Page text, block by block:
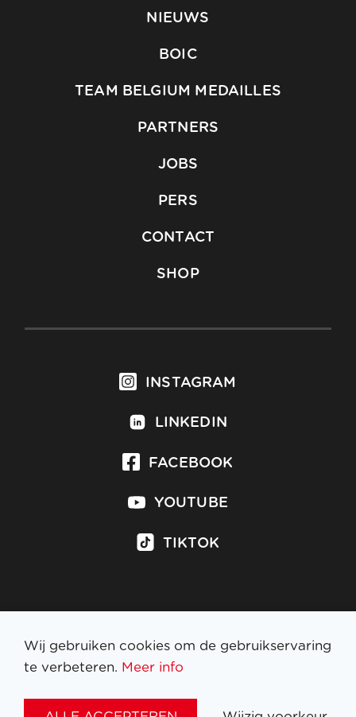
NIEUWS
BOIC
TEAM BELGIUM MEDAILLES
PARTNERS
JOBS
PERS
CONTACT
SHOP
INSTAGRAM
LINKEDIN
FACEBOOK
YOUTUBE
TIKTOK
Inschrijven op nieuwsbrief
Wij gebruiken cookies om de gebruikservaring
te verbeteren. Meer info